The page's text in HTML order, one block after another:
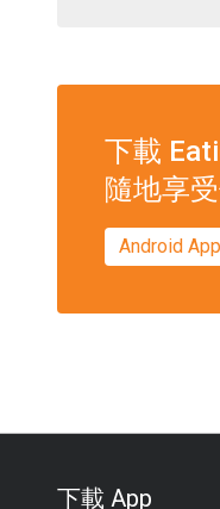
下載
隨地享
Android App
下載 App